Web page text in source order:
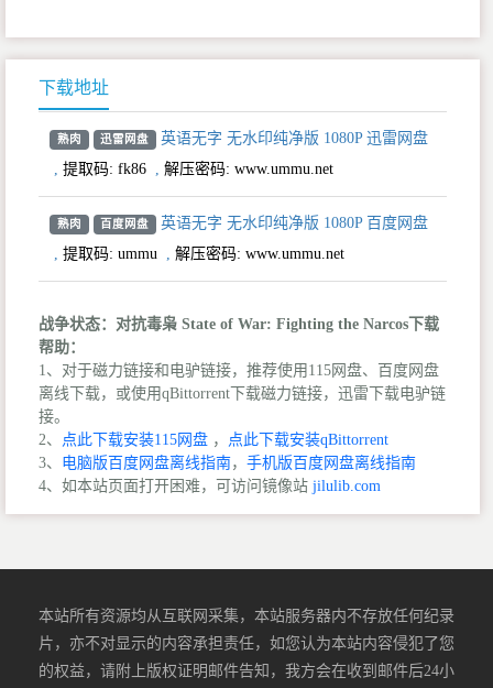
下载地址
熟肉 迅雷网盘
英语无字 无水印纯净版 1080P 迅雷网盘
, 提取码: fk86 , 解压密码: www.ummu.net
熟肉 百度网盘
英语无字 无水印纯净版 1080P 百度网盘
, 提取码: ummu , 解压密码: www.ummu.net
战争状态：对抗毒枭 State of War: Fighting the Narcos下载
帮助：
1、对于磁力链接和电驴链接，推荐使用115网盘、百度网盘
离线下载，或使用qBittorrent下载磁力链接，迅雷下载电驴链
接。
2、 点此下载安装115网盘 ， 点此下载安装qBittorrent
3、 电脑版百度网盘离线指南， 手机版百度网盘离线指南
4、如本站页面打开困难，可访问镜像站 jilulib.com
本站所有资源均从互联网采集，本站服务器内不存放任何纪录
片，亦不对显示的内容承担责任，如您认为本站内容侵犯了您
的权益，请附上版权证明邮件告知，我方会在收到邮件后24小